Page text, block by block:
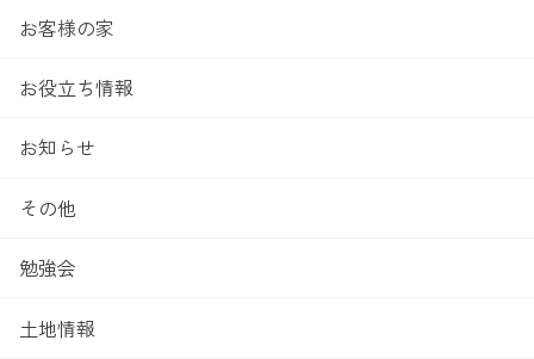
お客様の家
お役立ち情報
お知らせ
その他
勉強会
土地情報